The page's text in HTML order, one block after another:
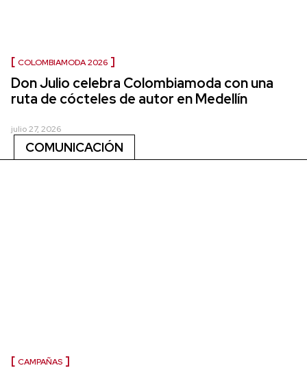
COLOMBIAMODA 2026
Don Julio celebra Colombiamoda con una
ruta de cócteles de autor en Medellín
julio 27, 2026
COMUNICACIÓN
CAMPAÑAS